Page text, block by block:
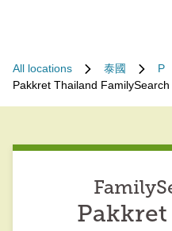
All locations 泰國
P
Pakkret Thailand